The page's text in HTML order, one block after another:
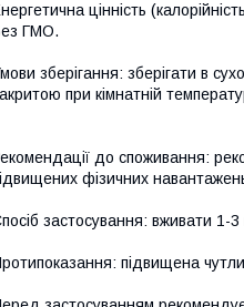
цінність
ГМО.
зберігання: зберігати в
при кімнатній
до споживання:
фізичних
застосування: вживати 1-
підвищена